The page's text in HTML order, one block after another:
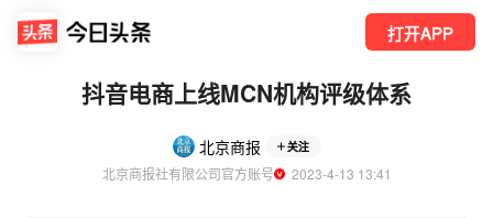
打开APP
抖音电商上线MCN机构评级体系
北京商报 关注
北京商报社有限公司官方账号
  2023-4-13 13:41